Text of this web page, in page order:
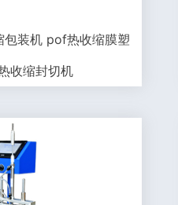
装机 pof热收缩膜塑
收缩封切机